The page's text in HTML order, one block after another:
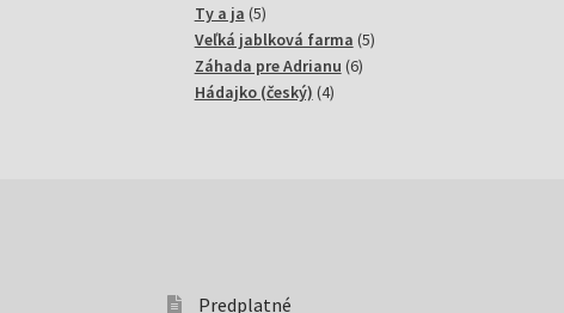
Ty a ja 55
produktov
Veľká jablková farma 55
Záhada pre Adrianu 66
Hádajko (český) 44
Predplatné